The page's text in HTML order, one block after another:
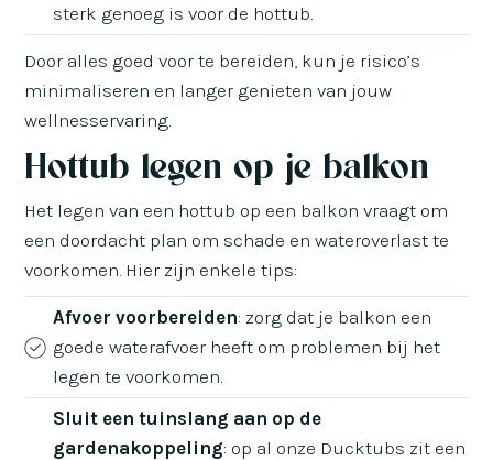
sterk genoeg is voor de hottub.
Door alles goed voor te bereiden, kun je risico’s
minimaliseren en langer genieten van jouw
wellnesservaring.
Hottub legen op je balkon
Het legen van een hottub op een balkon vraagt om
een doordacht plan om schade en wateroverlast te
voorkomen. Hier zijn enkele tips:
Afvoer voorbereiden: zorg dat je balkon een
goede waterafvoer heeft om problemen bij het
legen te voorkomen.
Sluit een tuinslang aan op de
gardenakoppeling: op al onze Ducktubs zit een